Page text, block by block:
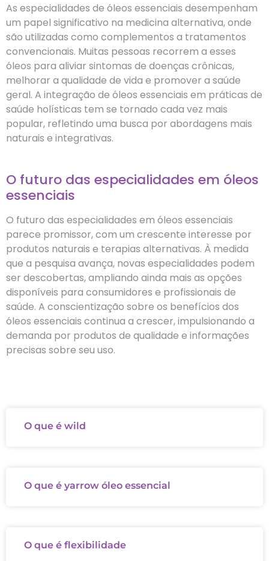
As especialidades de óleos essenciais desempenham
um papel significativo na medicina alternativa, onde
são utilizadas como complementos a tratamentos
convencionais. Muitas pessoas recorrem a esses
óleos para aliviar sintomas de doenças crônicas,
melhorar a qualidade de vida e promover a saúde
geral. A integração de óleos essenciais em práticas de
saúde holísticas tem se tornado cada vez mais
popular, refletindo uma busca por abordagens mais
naturais e integrativas.
O futuro das especialidades em óleos
essenciais
O futuro das especialidades em óleos essenciais
parece promissor, com um crescente interesse por
produtos naturais e terapias alternativas. À medida
que a pesquisa avança, novas especialidades podem
ser descobertas, ampliando ainda mais as opções
disponíveis para consumidores e profissionais de
saúde. A conscientização sobre os benefícios dos
óleos essenciais continua a crescer, impulsionando a
demanda por produtos de qualidade e informações
precisas sobre seu uso.
O que é wild
O que é yarrow óleo essencial
O que é flexibilidade